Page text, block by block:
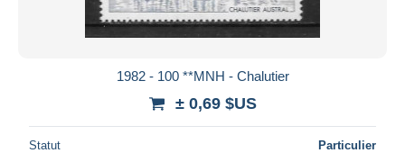
1982 - 100 **MNH - Chalutier
± 0,69 $US
Statut Particulier